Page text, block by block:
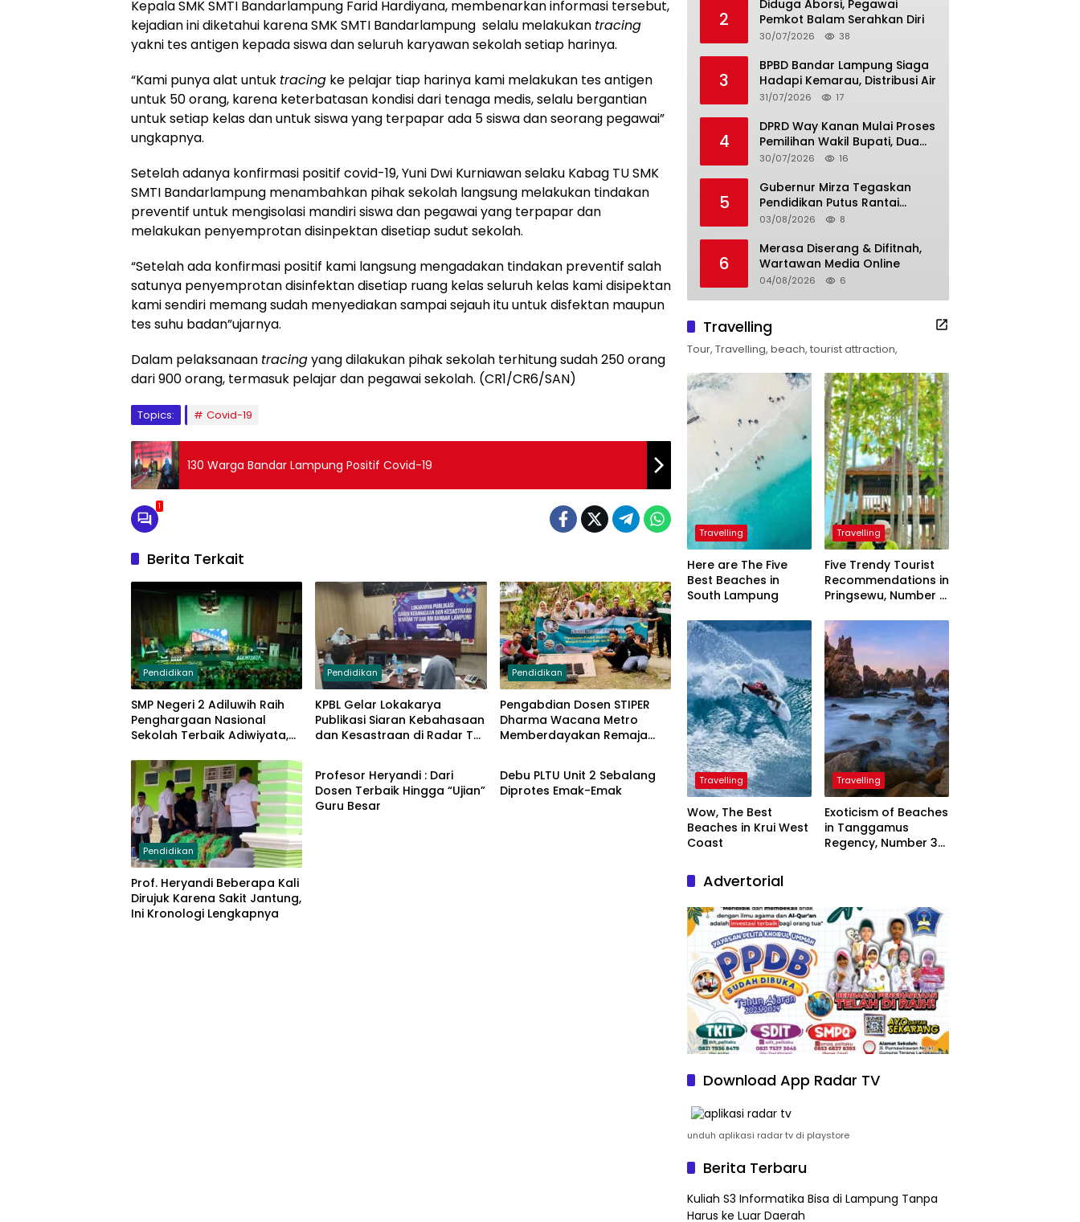
Kepala SMK SMTI Bandarlampung Farid Hardiyana, membenarkan informasi tersebut,
kejadian ini diketahui karena SMK SMTI Bandarlampung selalu melakukan tracing
yakni tes antigen kepada siswa dan seluruh karyawan sekolah setiap harinya.
“Kami punya alat untuk tracing ke pelajar tiap harinya kami melakukan tes antigen
untuk 50 orang, karena keterbatasan kondisi dari tenaga medis, selalu bergantian
untuk setiap kelas dan untuk siswa yang terpapar ada 5 siswa dan seorang pegawai”
ungkapnya.
Setelah adanya konfirmasi positif covid-19, Yuni Dwi Kurniawan selaku Kabag TU SMK
SMTI Bandarlampung menambahkan pihak sekolah langsung melakukan tindakan
preventif untuk mengisolasi mandiri siswa dan pegawai yang terpapar dan
melakukan penyemprotan disinpektan disetiap sudut sekolah.
“Setelah ada konfirmasi positif kami langsung mengadakan tindakan preventif salah
satunya penyemprotan disinfektan disetiap ruang kelas seluruh kelas kami disipektan
kami sendiri memang sudah menyediakan sampai sejauh itu untuk disfektan maupun
tes suhu badan”ujarnya.
Dalam pelaksanaan tracingyang dilakukan pihak sekolah terhitung sudah 250 orang
dari 900 orang, termasuk pelajar dan pegawai sekolah. (CR1/CR6/SAN)
Topics: Covid-19
130 Warga Bandar Lampung Positif Covid-19
1
Berita Terkait
Pendidikan
SMP Negeri 2 Adiluwih Raih
Penghargaan Nasional
Sekolah Terbaik Adiwiyata,
Pendidikan
KPBL Gelar Lokakarya
Publikasi Siaran Kebahasaan
dan Kesastraan di Radar TV
Pendidikan
Pengabdian Dosen STIPER
Dharma Wacana Metro
Memberdayakan Remaja
PMP
Pendidikan
Prof. Heryandi Beberapa Kali
Dirujuk Karena Sakit Jantung,
Ini Kronologi Lengkapnya
Pendidikan
Profesor Heryandi : Dari
Dosen Terbaik Hingga “Ujian”
Guru Besar
Kesehatan
Debu PLTU Unit 2 Sebalang
Diprotes Emak-Emak
2
Diduga Aborsi, Pegawai
Pemkot Balam Serahkan Diri
30/07/2026 38
3
BPBD Bandar Lampung Siaga
Hadapi Kemarau, Distribusi Air
31/07/2026 17
4
DPRD Way Kanan Mulai Proses
Pemilihan Wakil Bupati, Dua
Nama Resmi Bersaing
30/07/2026 16
5
Gubernur Mirza Tegaskan
Pendidikan Putus Rantai
Kemiskinan
03/08/2026 8
6
Merasa Diserang & Difitnah,
Wartawan Media Online
04/08/2026 6
Travelling
Tour, Travelling, beach, tourist attraction,
Travelling
Here are The Five
Best Beaches in
South Lampung
Travelling
Five Trendy Tourist
Recommendations in
Pringsewu, Number 3
President
Travelling
Wow, The Best
Beaches in Krui West
Coast
Travelling
Exoticism of Beaches
in Tanggamus
Regency, Number 3
Advertorial
Download App Radar TV
unduh aplikasi radar tv di playstore
Berita Terbaru
Kuliah S3 Informatika Bisa di Lampung Tanpa
Harus ke Luar Daerah